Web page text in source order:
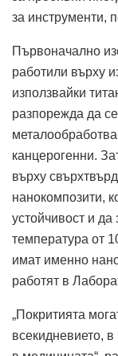
за инструменти,
Първоначално
работили върху
използвайки
разпорежда да
канцерогенни.
върху
нанокомпозити,
устойчивост и да
температура от
имат именно
работят в
„Покритията
всекидневието,